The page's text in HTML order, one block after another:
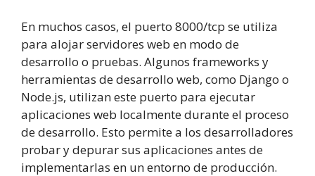
En muchos casos, el puerto 8000/tcp se utiliza
para alojar servidores web en modo de
desarrollo o pruebas. Algunos frameworks y
herramientas de desarrollo web, como Django o
Node.js, utilizan este puerto para ejecutar
aplicaciones web localmente durante el proceso
de desarrollo. Esto permite a los desarrolladores
probar y depurar sus aplicaciones antes de
implementarlas en un entorno de producción.